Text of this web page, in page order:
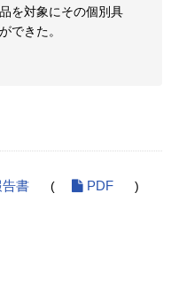
を対象にその個別具
できた。
告書 ( PDF )